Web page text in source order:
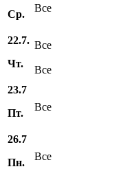
Ср.
Все
22.7.
Чт.
Все
Все
23.7
Пт.
Все
26.7
Пн.
Все